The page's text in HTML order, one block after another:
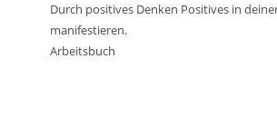
Durch positives Denken Positives in
manifestieren.
Arbeitsbuch